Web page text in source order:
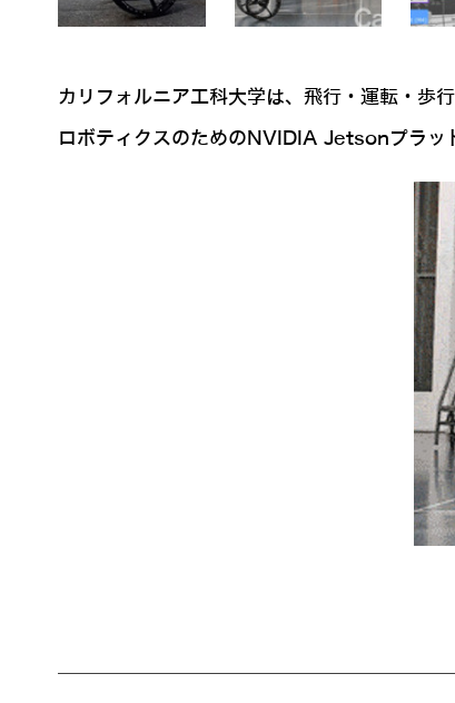
カリフォルニア工科大学は、飛行・運転・歩
ロボティクスのためのNVIDIA Jetsonプラッ